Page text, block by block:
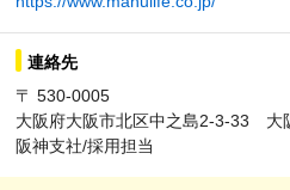
連絡先
〒 530-0005
大阪府大阪市北区中之島2-3-33 大
阪神支社/採用担当